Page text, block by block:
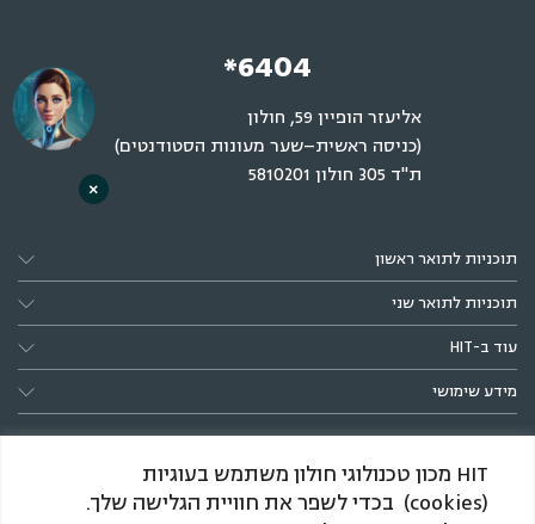
HIT מכון טכנולוגי חולון משתמש בעוגיות
(cookies) בכדי לשפר את חוויית הגלישה שלך.
*6404
אליעזר הופיין 59, חולון
(כניסה ראשית–שער מעונות הסטודנטים)
ת"ד 305 חולון 5810201
תוכניות לתואר ראשון
תוכניות לתואר שני
עוד ב-HIT
מידע שימושי
×